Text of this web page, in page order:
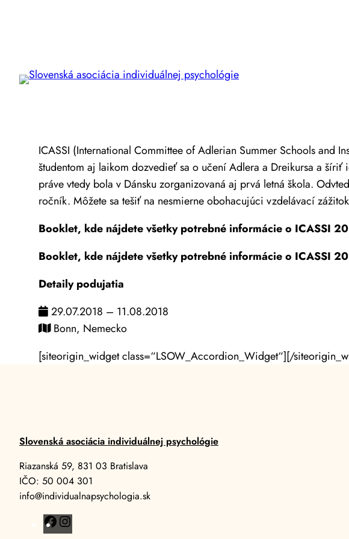
ICASSI (International Committee of Adlerian Summer Schools
študentom aj laikom dozvedieť sa o učení Adlera a Dreikursa a
práve vtedy bola v Dánsku zorganizovaná aj prvá letná škola.
ročník. Môžete sa tešiť na nesmierne obohacujúci vzdelávací
Booklet, kde nájdete všetky potrebné informácie o ICASSI
Booklet, kde nájdete všetky potrebné informácie o ICASSI
Detaily podujatia
29.07.2018 – 11.08.2018
Bonn, Nemecko
[siteorigin_widget class=“LSOW_Accordion_Widget“][/
Slovenská asociácia individuálnej psychológie
Riazanská 59, 831 03 Bratislava
IČO: 50 004 301
info@individualnapsychologia.sk
F